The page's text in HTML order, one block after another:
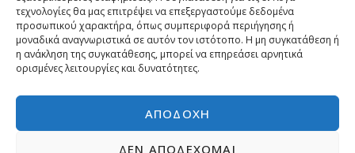
τεχνολογίες θα μας επιτρέψει να επεξεργαστούμε δεδομένα
προσωπικού χαρακτήρα, όπως συμπεριφορά περιήγησης ή
μοναδικά αναγνωριστικά σε αυτόν τον ιστότοπο. Η μη συγκατάθεση ή
η ανάκληση της συγκατάθεσης, μπορεί να επηρεάσει αρνητικά
ορισμένες λειτουργίες και δυνατότητες.
ΑΠΟΔΟΧΉ
ΔΕΝ ΑΠΟΔΈΧΟΜΑΙ